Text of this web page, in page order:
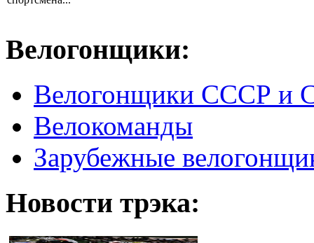
Велогонщики:
Велогонщики СССР и
Велокоманды
Зарубежные
Новости трэка: